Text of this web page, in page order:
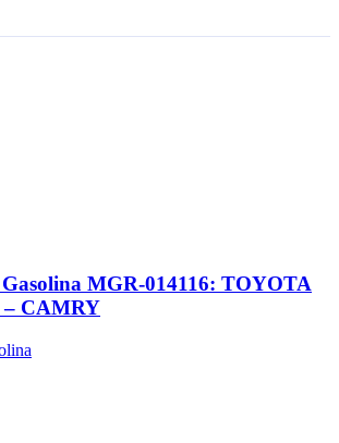
Gasolina MGR-014116: TOYOTA
– CAMRY